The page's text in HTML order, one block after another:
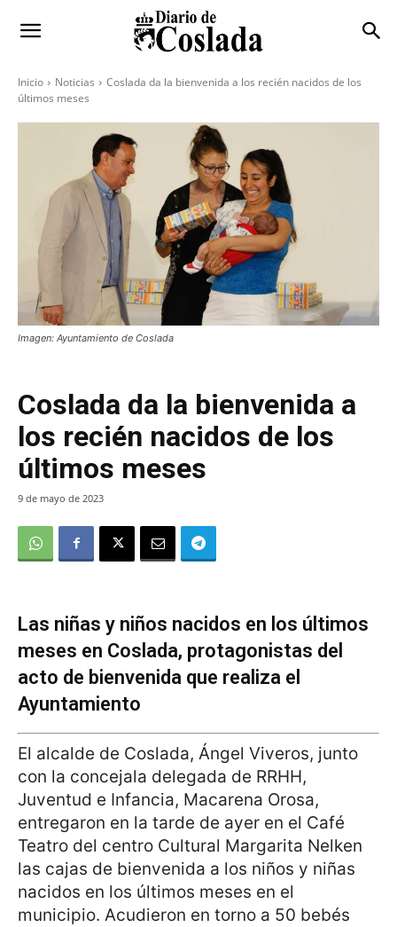
Inicio Noticias
Coslada da la bienvenida a los recién nacidos de los
últimos meses
Imagen: Ayuntamiento de Coslada
Coslada da la bienvenida a
los recién nacidos de los
últimos meses
9 de mayo de 2023
Las niñas y niños nacidos en los últimos
meses en Coslada, protagonistas del
acto de bienvenida que realiza el
Ayuntamiento
El alcalde de Coslada, Ángel Viveros, junto
con la concejala delegada de RRHH,
Juventud e Infancia, Macarena Orosa,
entregaron en la tarde de ayer en el Café
Teatro del centro Cultural Margarita Nelken
las cajas de bienvenida a los niños y niñas
nacidos en los últimos meses en el
municipio. Acudieron en torno a 50 bebés